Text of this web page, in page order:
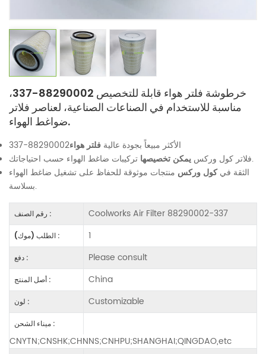
خرطوشة فلتر هواء قابلة للتخصيص 88290002-337،
مناسبة للاستخدام في الصناعات الصناعية، لعناصر فلاتر
ضواغط الهواء.
الأكثر مبيعاً بجودة عالية فلتر هواء88290002-337
فلاتر كول وركس يمكن تخصيصها
تركيبات ضاغط الهواء حسب احتياجاتك.
الثقة فيكول وركس منتجات موثوقة للحفاظ على تشغيل ضاغط الهواء
بسلاسة.
رقم الصنف : Coolworks Air Filter 88290002-337
الطلب (موك) : 1
دفع : Please consult
أصل المنتج : China
لون : Customizable
ميناء الشحن :
CNYTN;CNSHK;CHNNS;CNHPU;SHANGHAI;QINGDAO,etc